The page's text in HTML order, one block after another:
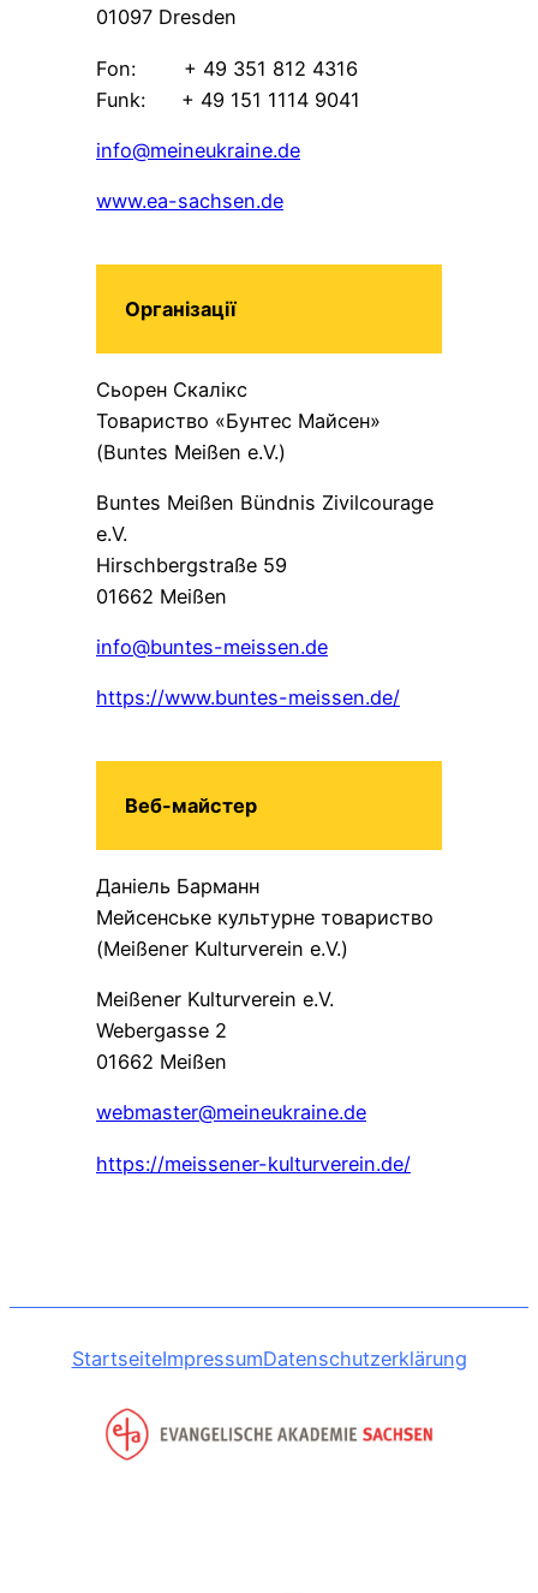
01097 Dresden
Fon: + 49 351 812 4316
Funk: + 49 151 1114 9041
info@meineukraine.de
www.ea-sachsen.de
Організації
Сьорен Скалікс
Товариство «Бунтес Майсен»
(Buntes Meißen e.V.)
Buntes Meißen Bündnis Zivilcourage
e.V.
Hirschbergstraße 59
01662 Meißen
info@buntes-meissen.de
https://www.buntes-meissen.de/
Веб-майстер
Даніель Барманн
Мейсенське культурне товариство
(Meißener Kulturverein e.V.)
Meißener Kulturverein e.V.
Webergasse 2
01662 Meißen
webmaster@meineukraine.de
https://meissener-kulturverein.de/
StartseiteImpressumDatenschutzerklärung